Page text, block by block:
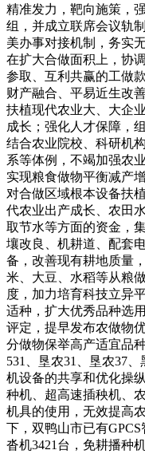
精准发力，靶向施策，
组，并成立联席会议轨
美办事对接机制，务实
在扩大合做面积上，协
参取、互利共赢的工做
财产融合、平易近生改
扶植现代农业大、大企
成长；强化人才保障，
结合农业院校、科研机
系等体例，不竭加强农
实现粮食做物平衡减产
对合做区域根本设备扶
代农业出产成长、农田
取节水等方面的资金，
壤改良、机耕道、配套
备，改善现有耕地质量
米、大豆、水稻等从粮
度，加力培育科技立异
适种，扩大优秀品种选
评定，提早发布农做物
分做物保举高产适宜品
531、垦农31、垦农37
机设备的共享和优化操
种机、超高速插秧机、
机具的使用，无效提高
下，双鸭山市已有
沓机3421台，免耕播种